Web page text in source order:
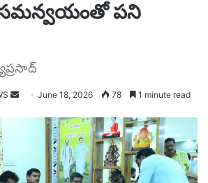
సమన్వయంతో పని
Send June 18, 2026 78 1 minute read